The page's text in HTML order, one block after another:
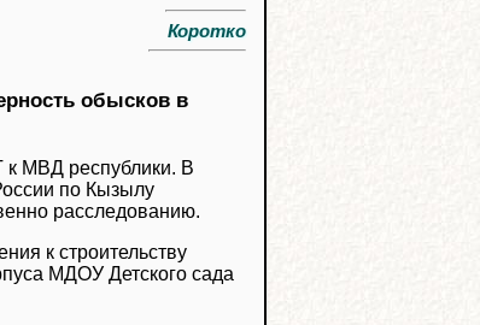
Коротко
обысков в
к МВД республики. В
по Кызылу
расследованию.
к строительству
МДОУ Детского сада